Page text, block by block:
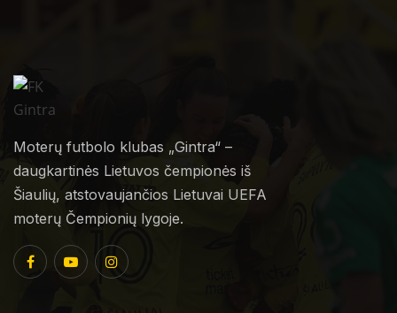
Moterų futbolo klubas „Gintra“ –
daugkartinės Lietuvos čempionės iš
Šiaulių, atstovaujančios Lietuvai UEFA
moterų Čempionių lygoje.